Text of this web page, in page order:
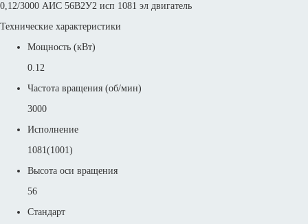
0,12/3000 АИС 56В2У2 исп 1081 эл двигатель
Технические характеристики
Мощность (кВт)
0.12
Частота вращения (об/мин)
3000
Исполнение
1081(1001)
Высота оси вращения
56
Стандарт